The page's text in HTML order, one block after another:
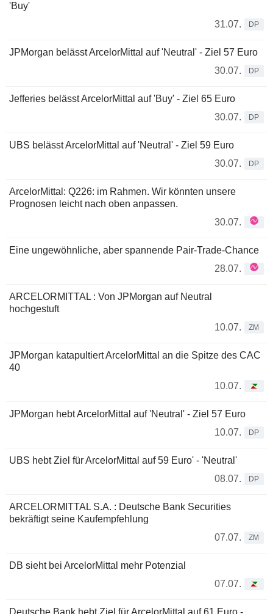
'Buy'
31.07.
DP
JPMorgan belässt ArcelorMittal auf 'Neutral' - Ziel 57 Euro
30.07.
DP
Jefferies belässt ArcelorMittal auf 'Buy' - Ziel 65 Euro
30.07.
DP
UBS belässt ArcelorMittal auf 'Neutral' - Ziel 59 Euro
30.07.
DP
ArcelorMittal: Q226: im Rahmen. Wir könnten unsere
Prognosen leicht nach oben anpassen.
30.07.
Eine ungewöhnliche, aber spannende Pair-Trade-Chance
28.07.
ARCELORMITTAL : Von JPMorgan auf Neutral
hochgestuft
10.07.
ZM
JPMorgan katapultiert ArcelorMittal an die Spitze des CAC
40
10.07.
JPMorgan hebt ArcelorMittal auf 'Neutral' - Ziel 57 Euro
10.07.
DP
UBS hebt Ziel für ArcelorMittal auf 59 Euro' - 'Neutral'
08.07.
DP
ARCELORMITTAL S.A. : Deutsche Bank Securities
bekräftigt seine Kaufempfehlung
07.07.
ZM
DB sieht bei ArcelorMittal mehr Potenzial
07.07.
Deutsche Bank hebt Ziel für ArcelorMittal auf 61 Euro -